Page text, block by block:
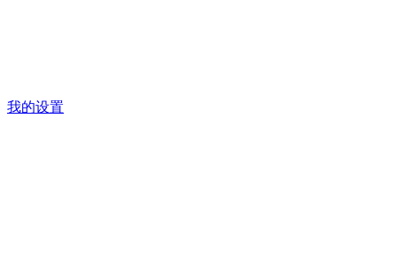
我的设置